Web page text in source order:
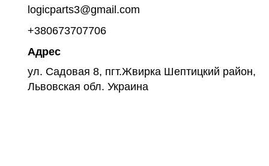
logicparts3@gmail.com
+380673707706
Адрес
ул. Садовая 8, пгт.Жвирка Шептицкий район,
Львовская обл. Украина